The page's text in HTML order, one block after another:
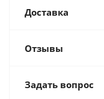
Доставка
Отзывы
Задать вопрос